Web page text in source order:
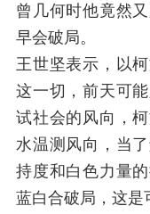
曾几何时他竟然
早会破局。
王世坚表示，以
这一切，前天可
试社会的风向，
水温测风向，当
持度和白色力量
蓝白合破局，这是